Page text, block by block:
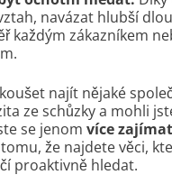
navázat hlubší
každým zákazníkem
najít nějaké
ze schůzky a mohli
se jenom více
že najdete věci,
proaktivně hledat.